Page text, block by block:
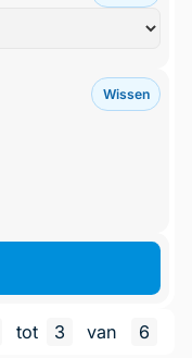
Wissen
tot 3 van 6